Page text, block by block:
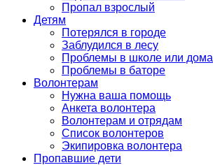
Пропал взрослый
Детям
Потерялся в городе
Заблудился в лесу
Проблемы в школе или дома
Проблемы в баторе
Волонтерам
Нужна ваша помощь
Анкета волонтера
Волонтерам и отрядам
Список волонтеров
Экипировка волонтера
Пропавшие дети